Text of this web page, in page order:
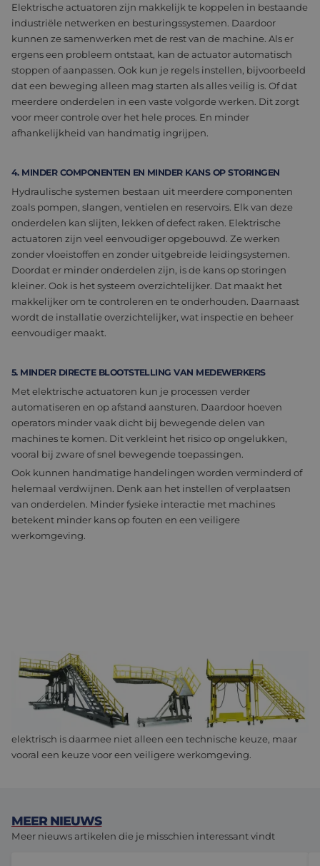
Elektrische actuatoren zijn makkelijk te koppelen in bestaande
industriële netwerken en besturingssystemen. Daardoor
kunnen ze samenwerken met de rest van de machine. Als er
ergens een probleem ontstaat, kan de actuator automatisch
stoppen of aanpassen. Ook kun je regels instellen, bijvoorbeeld
dat een beweging alleen mag starten als alles veilig is. Of dat
meerdere onderdelen in een vaste volgorde werken. Dit zorgt
voor meer controle over het hele proces. En minder
afhankelijkheid van handmatig ingrijpen.
4. MINDER COMPONENTEN EN MINDER KANS OP STORINGEN
Hydraulische systemen bestaan uit meerdere componenten
zoals pompen, slangen, ventielen en reservoirs. Elk van deze
onderdelen kan slijten, lekken of defect raken. Elektrische
actuatoren zijn veel eenvoudiger opgebouwd. Ze werken
zonder vloeistoffen en zonder uitgebreide leidingsystemen.
Doordat er minder onderdelen zijn, is de kans op storingen
kleiner. Ook is het systeem overzichtelijker. Dat maakt het
makkelijker om te controleren en te onderhouden. Daarnaast
wordt de installatie overzichtelijker, wat inspectie en beheer
eenvoudiger maakt.
5. MINDER DIRECTE BLOOTSTELLING VAN MEDEWERKERS
Met elektrische actuatoren kun je processen verder
automatiseren en op afstand aansturen. Daardoor hoeven
operators minder vaak dicht bij bewegende delen van
machines te komen. Dit verkleint het risico op ongelukken,
vooral bij zware of snel bewegende toepassingen.
Ook kunnen handmatige handelingen worden verminderd of
helemaal verdwijnen. Denk aan het instellen of verplaatsen
van onderdelen. Minder fysieke interactie met machines
betekent minder kans op fouten en een veiligere
werkomgeving.
Slimme elektrische actuatoren maken veiligheid geen bijzaak,
maar een vast onderdeel van het ontwerp. Door meer controle,
inzicht en minder technische risico’s worden machines beter
voorspelbaar en makkelijker te beheersen. De stap naar
elektrisch is daarmee niet alleen een technische keuze, maar
vooral een keuze voor een veiligere werkomgeving.
MEER NIEUWS
Meer nieuws artikelen die je misschien interessant vindt